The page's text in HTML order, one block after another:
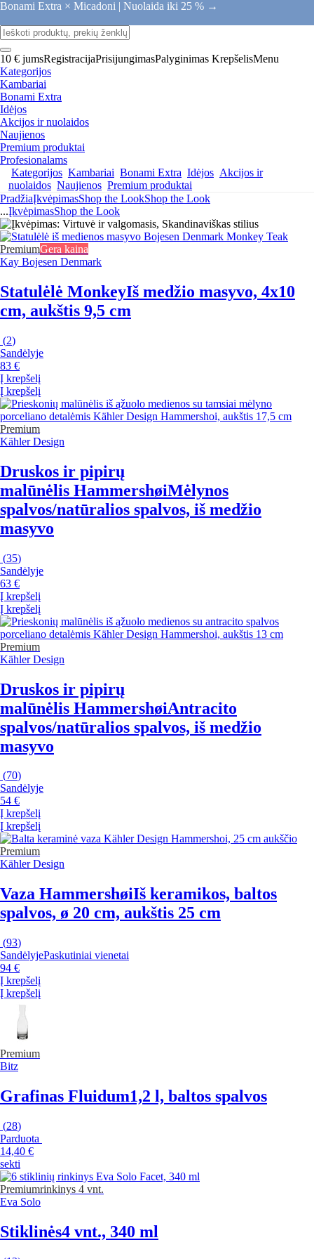
Bonami Extra × Micadoni | Nuolaida iki 25 % →
10 € jumsRegistracijaPrisijungimasPalyginimas KrepšelisMenu
Kategorijos
Kambariai
Bonami Extra
Idėjos
Akcijos ir nuolaidos
Naujienos
Premium produktai
Profesionalams
Kategorijos Kambariai Bonami Extra Idėjos Akcijos ir
nuolaidos Naujienos Premium produktai
PradžiaĮkvėpimasShop the LookShop the Look
...ĮkvėpimasShop the Look
PremiumGera kaina
Kay Bojesen Denmark
Statulėlė MonkeyIš medžio masyvo, 4x10
cm, aukštis 9,5 cm
(2)
Sandėlyje
83 €
Į krepšelį
Į krepšelį
Premium
Kähler Design
Druskos ir pipirų
malūnėlis HammershøiMėlynos
spalvos/natūralios spalvos, iš medžio
masyvo
(35)
Sandėlyje
63 €
Į krepšelį
Į krepšelį
Premium
Kähler Design
Druskos ir pipirų
malūnėlis HammershøiAntracito
spalvos/natūralios spalvos, iš medžio
masyvo
(70)
Sandėlyje
54 €
Į krepšelį
Į krepšelį
Premium
Kähler Design
Vaza HammershøiIš keramikos, baltos
spalvos, ø 20 cm, aukštis 25 cm
(93)
SandėlyjePaskutiniai vienetai
94 €
Į krepšelį
Į krepšelį
Premium
Bitz
Grafinas Fluidum1,2 l, baltos spalvos
(28)
Parduota
14,40 €
sekti
Premiumrinkinys 4 vnt.
Eva Solo
Stiklinės4 vnt., 340 ml